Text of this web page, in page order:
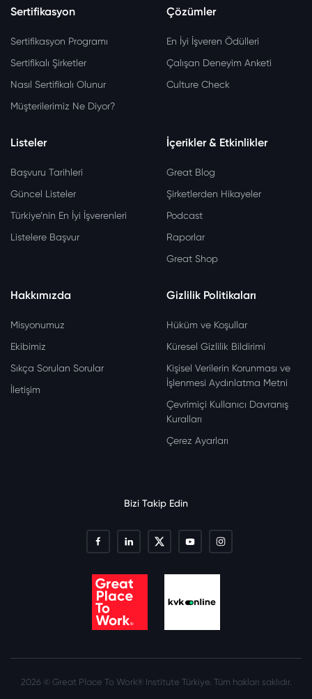
Sertifikasyon
Sertifikasyon Programı
Sertifikalı Şirketler
Nasıl Sertifikalı Olunur
Müşterilerimiz Ne Diyor?
Çözümler
En İyi İşveren Ödülleri
Çalışan Deneyim Anketi
Culture Check
Listeler
Başvuru Tarihleri
Güncel Listeler
Türkiye’nin En İyi İşverenleri
Listelere Başvur
İçerikler & Etkinlikler
Great Blog
Şirketlerden Hikayeler
Podcast
Raporlar
Great Shop
Hakkımızda
Misyonumuz
Ekibimiz
Sıkça Sorulan Sorular
İletişim
Gizlilik Politikaları
Hüküm ve Koşullar
Küresel Gizlilik Bildirimi
Kişisel Verilerin Korunması ve
İşlenmesi Aydınlatma Metni
Çevrimiçi Kullanıcı Davranış
Kuralları
Çerez Ayarları
Bizi Takip Edin
2026 © Great Place To Work® Institute Türkiye. Tüm hakları saklıdır.